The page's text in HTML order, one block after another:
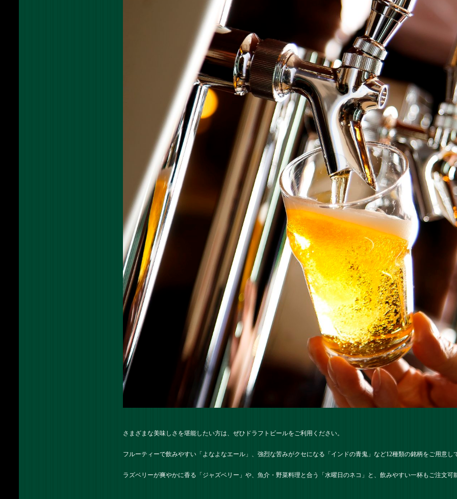
さまざまな美味しさを堪能したい方は、ぜひドラフトビールをご利用ください。
フルーティーで飲みやすい「よなよなエール」、強烈な苦みがクセになる「インドの青鬼」など12種類の銘柄をご用意し
ラズベリーが爽やかに香る「ジャズベリー」や、魚介・野菜料理と合う「水曜日のネコ」と、飲みやすい一杯もご注文可